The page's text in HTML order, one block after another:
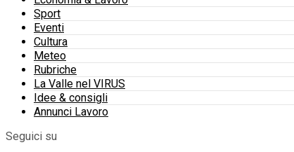
Sport
Eventi
Cultura
Meteo
Rubriche
La Valle nel VIRUS
Idee & consigli
Annunci Lavoro
Seguici su